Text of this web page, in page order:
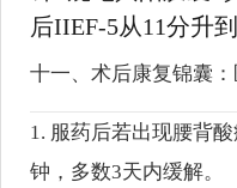
后IIEF-5从11分升
十一、术后康复锦囊
1. 服药后若出现腰背
钟，多数3天内缓解。